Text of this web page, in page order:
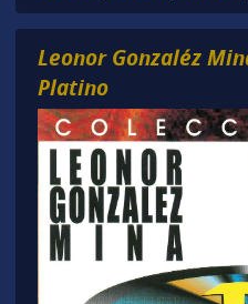
Leonor Gonzaléz
Platino